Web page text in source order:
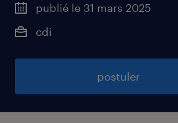
publié le 31 mars 2025
cdi
postuler